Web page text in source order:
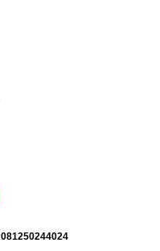
081250244024